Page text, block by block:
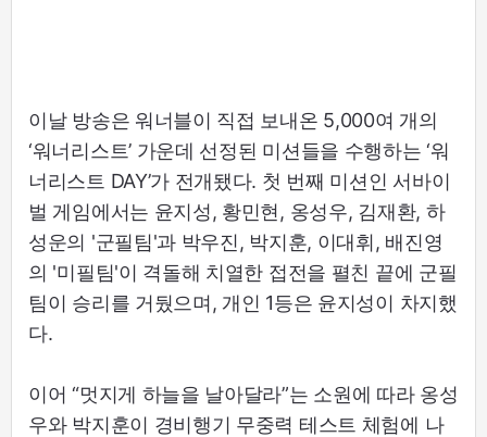
이날 방송은 워너블이 직접 보내온 5,000여 개의
‘워너리스트’ 가운데 선정된 미션들을 수행하는 ‘워
너리스트 DAY’가 전개됐다. 첫 번째 미션인 서바이
벌 게임에서는 윤지성, 황민현, 옹성우, 김재환, 하
성운의 '군필팀'과 박우진, 박지훈, 이대휘, 배진영
의 '미필팀'이 격돌해 치열한 접전을 펼친 끝에 군필
팀이 승리를 거뒀으며, 개인 1등은 윤지성이 차지했
다.
이어 “멋지게 하늘을 날아달라”는 소원에 따라 옹성
우와 박지훈이 경비행기 무중력 테스트 체험에 나